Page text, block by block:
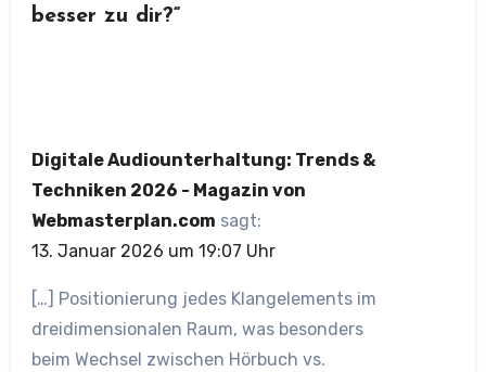
besser zu dir?“
Digitale Audiounterhaltung: Trends &
Techniken 2026 - Magazin von
Webmasterplan.com sagt:
13. Januar 2026 um 19:07 Uhr
[…] Positionierung jedes Klangelements im
dreidimensionalen Raum, was besonders
beim Wechsel zwischen Hörbuch vs.